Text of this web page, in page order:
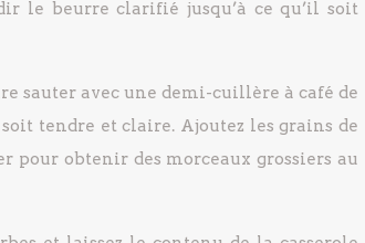
le beurre clarifié jusqu’à ce qu’il soit
sauter avec une demi-cuillère à café de
tendre et claire. Ajoutez les grains de
pour obtenir des morceaux grossiers au